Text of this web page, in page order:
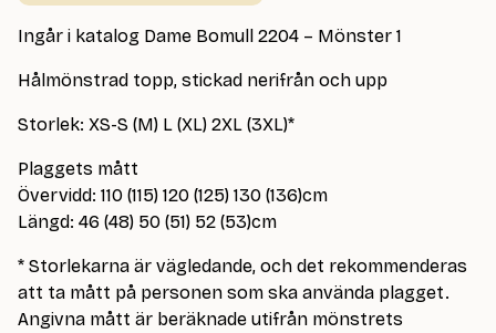
Ingår i katalog Dame Bomull 2204 – Mönster 1
Hålmönstrad topp, stickad nerifrån och upp
Storlek: XS-S (M) L (XL) 2XL (3XL)*
Plaggets mått
Övervidd: 110 (115) 120 (125) 130 (136)cm
Längd: 46 (48) 50 (51) 52 (53)cm
* Storlekarna är vägledande, och det rekommenderas
att ta mått på personen som ska använda plagget.
Angivna mått är beräknade utifrån mönstrets